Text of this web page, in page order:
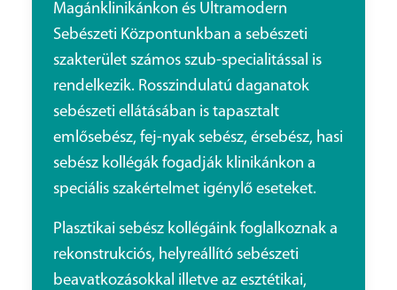
Magánklinikánkon és Ultramodern
Sebészeti Központunkban a sebészeti
szakterület számos szub-specialitással is
rendelkezik. Rosszindulatú daganatok
sebészeti ellátásában is tapasztalt
emlősebész, fej-nyak sebész, érsebész, hasi
sebész kollégák fogadják klinikánkon a
speciális szakértelmet igénylő eseteket.
Plasztikai sebész kollégáink foglalkoznak a
rekonstrukciós, helyreállító sebészeti
beavatkozásokkal illetve az esztétikai,